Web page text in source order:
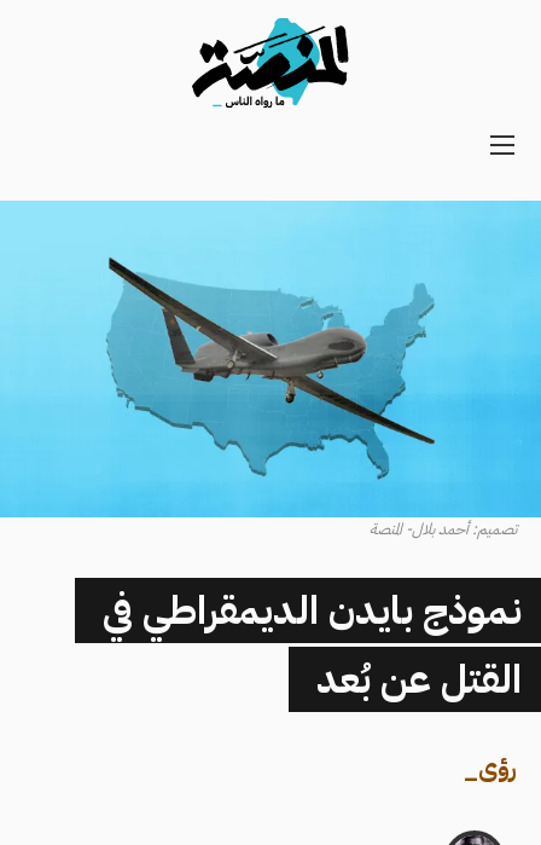
Main
تصميم: أحمد بلال- المنصة
نموذج بايدن الديمقراطي في
القتل عن بُعد
رؤى_